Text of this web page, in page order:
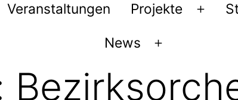
Veranstaltungen Projekte
Menü
News
Menü